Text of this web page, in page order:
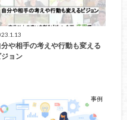
分や相手の考えや行動も変える
ジョン
事例